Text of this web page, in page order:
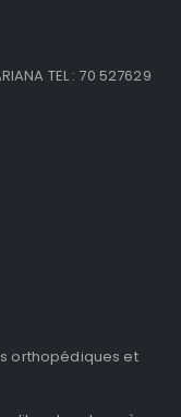
TEL : 70 527629
orthopédiques et